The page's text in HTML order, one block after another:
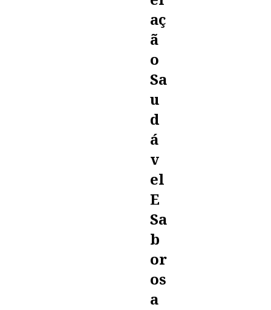
Aç
Ã
O
Sa
U
D
Á
V
El
E
Sa
B
Or
Os
A